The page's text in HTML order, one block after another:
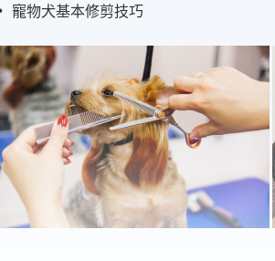
寵物犬基本修剪技巧